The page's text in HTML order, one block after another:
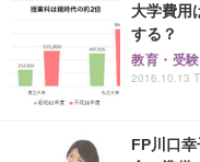
大学費用
する？
教育・受験
2016.10.13
FP川口